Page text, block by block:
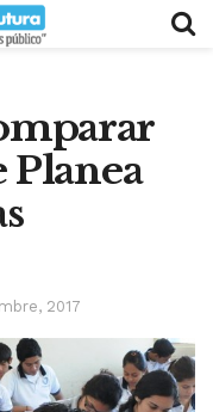
Planea
2017